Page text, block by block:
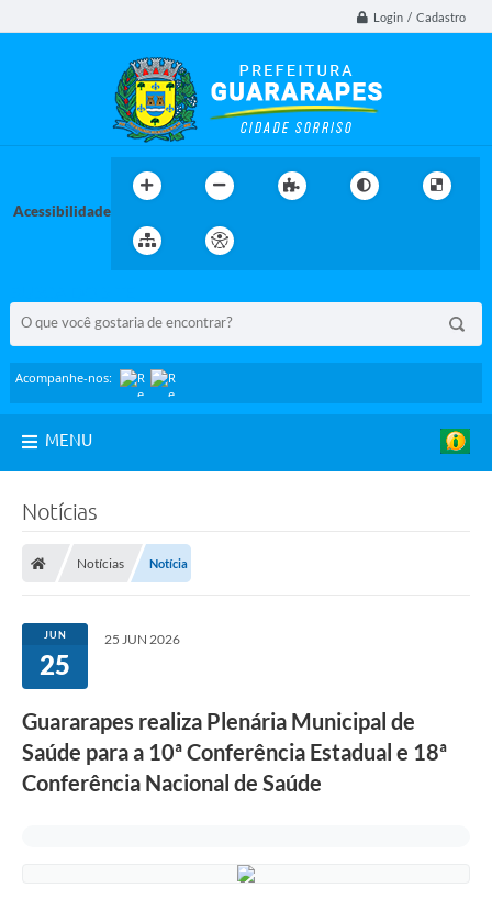
Login / Cadastro
Acessibilidade
Acompanhe-nos:
MENU
Notícias
Notícias Notícia
JUN
25
25 JUN 2026
Guararapes realiza Plenária Municipal de
Saúde para a 10ª Conferência Estadual e 18ª
Conferência Nacional de Saúde